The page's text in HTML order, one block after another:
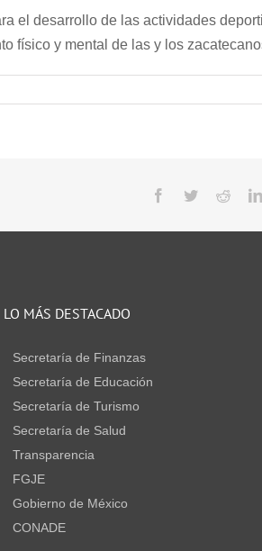
el desarrollo de las actividades
físico y mental de las y los
Facebook
TwitterReddit
LO MÁS DESTACADO
Secretaría de Finanzas
Secretaría de Educación
Secretaría de Turismo
Secretaría de Salud
Transparencia
FGJE
Gobierno de México
CONADE